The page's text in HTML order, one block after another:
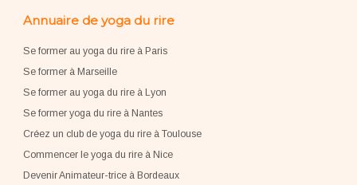
Annuaire de yoga du rire
Se former au yoga du rire à Paris
Se former à Marseille
Se former au yoga du rire à Lyon
Se former yoga du rire à Nantes
Créez un club de yoga du rire à Toulouse
Commencer le yoga du rire à Nice
Devenir Animateur-trice à Bordeaux